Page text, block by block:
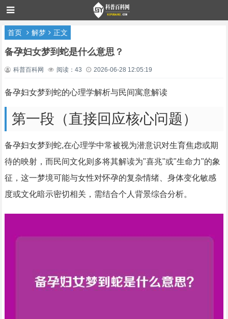
首页 解梦 正文
备孕妇女梦到蛇是什么意思？
科普百科网 阅读：43 2026-06-28 12:05:19
备孕妇女梦到蛇的心理学解析与民间寓意解读
第一段（直接回应核心问题）
备孕妇女梦到蛇,在心理学中常被视为潜意识对生育焦虑或期
待的映射，而民间文化则多将其解读为"喜兆"或"生命力"的象
征，这一梦境可能与女性对怀孕的复杂情绪、身体变化敏感
度或文化暗示密切相关，需结合个人背景综合分析。